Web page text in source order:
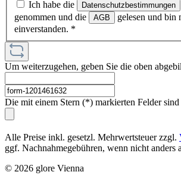
Ich habe die Datenschutzbestimmungen
genommen und die
AGB
gelesen und bin
einverstanden. *
Um weiterzugehen, geben Sie die oben
Die mit einem Stern (*) markierten Felder
Alle Preise inkl. gesetzl. Mehrwertsteuer zzgl.
ggf. Nachnahmegebühren, wenn nicht anders
© 2026 glore Vienna